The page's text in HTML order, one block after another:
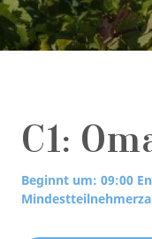
C1:
Beginnt um: 09:00